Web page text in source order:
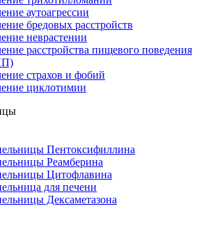
аутоагрессии
бредовых расстройств
неврастении
расстройства пищевого поведения
страхов и фобий
циклотимии
Пентоксифиллина
Реамберина
Цитофлавина
для печени
Дексаметазона